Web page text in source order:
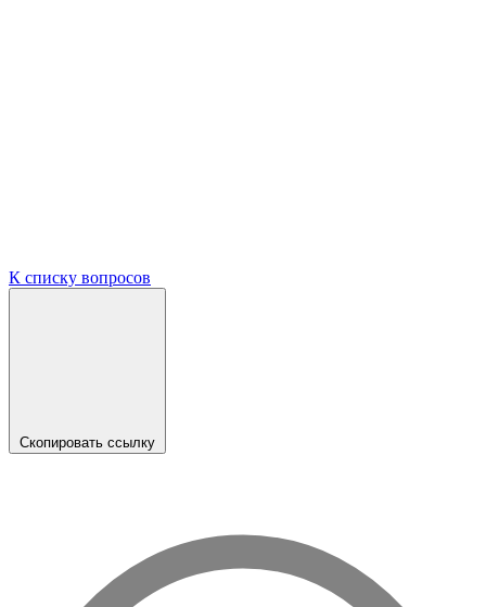
К списку вопросов
Скопировать ссылку